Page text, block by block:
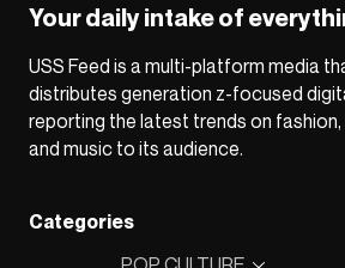
Your daily intake of
USS Feed is a multi-platform media
distributes generation z-focused
reporting the latest trends on
and music to its audience.
Categories